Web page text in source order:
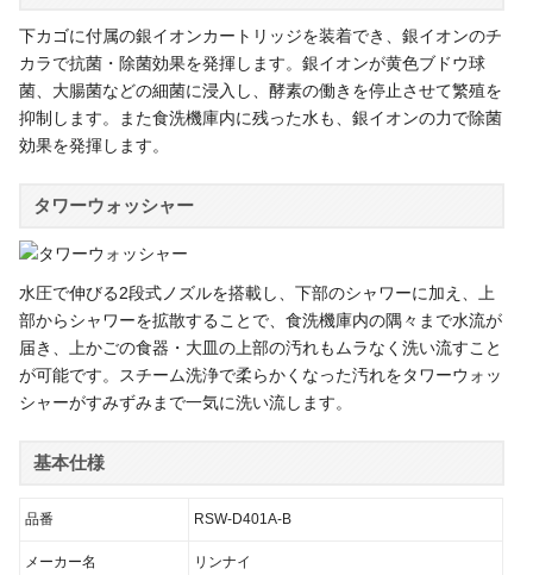
下カゴに付属の銀イオンカートリッジを装着でき、銀イオンのチ
カラで抗菌・除菌効果を発揮します。銀イオンが黄色ブドウ球
菌、大腸菌などの細菌に浸入し、酵素の働きを停止させて繁殖を
抑制します。また食洗機庫内に残った水も、銀イオンの力で除菌
効果を発揮します。
タワーウォッシャー
水圧で伸びる2段式ノズルを搭載し、下部のシャワーに加え、上
部からシャワーを拡散することで、食洗機庫内の隅々まで水流が
届き、上かごの食器・大皿の上部の汚れもムラなく洗い流すこと
が可能です。スチーム洗浄で柔らかくなった汚れをタワーウォッ
シャーがすみずみまで一気に洗い流します。
基本仕様
品番 RSW-D401A-B
メーカー名 リンナイ